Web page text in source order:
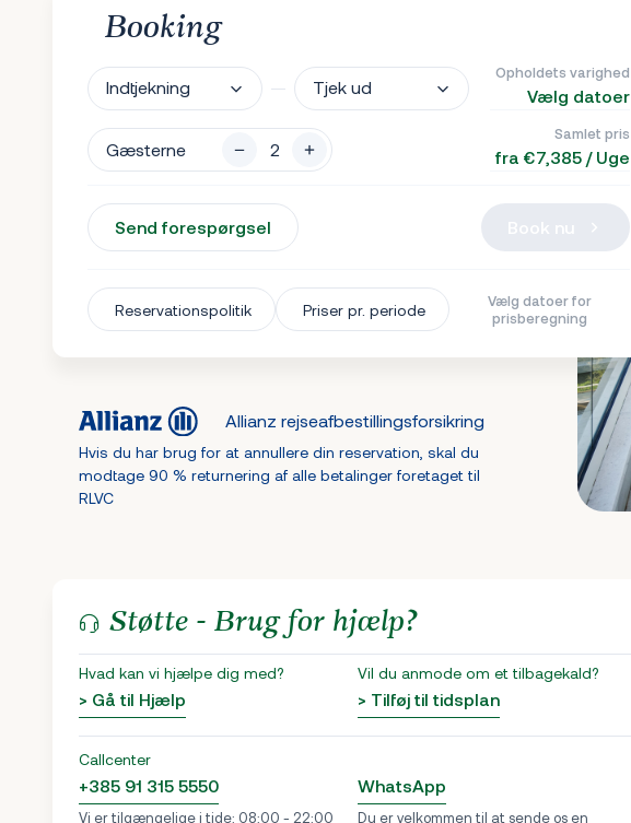
Booking
Indtjekning Tjek ud
Opholdets varighed
Vælg datoer
Gæsterne
Samlet pris
fra €7,385 / Uge
Send forespørgsel
Reservationspolitik Priser pr. periode
Vælg datoer for
prisberegning
Allianz rejseafbestillingsforsikring
Hvis du har brug for at annullere din reservation, skal du
modtage 90 % returnering af alle betalinger foretaget til
RLVC
Støtte - Brug for hjælp?
Hvad kan vi hjælpe dig med?
> Gå til Hjælp
Vil du anmode om et tilbagekald?
> Tilføj til tidsplan
Callcenter
+385 91 315 5550
Vi er tilgængelige i tide: 08:00 - 22:00
WhatsApp
Du er velkommen til at sende os en